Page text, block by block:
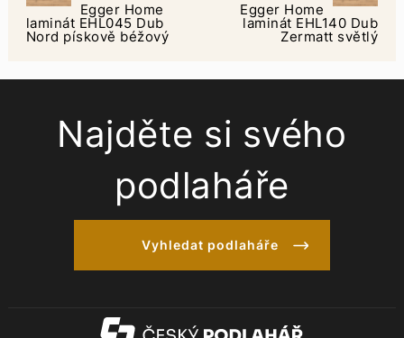
Egger Home
laminát EHL045 Dub
Nord pískově béžový
Egger Home
laminát EHL140 Dub
Zermatt světlý
Najděte si svého
podlaháře
Vyhledat podlaháře